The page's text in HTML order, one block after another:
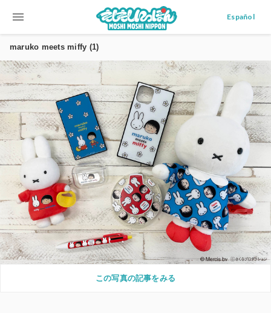
menu Español
maruko meets miffy (1)
この写真の記事をみる